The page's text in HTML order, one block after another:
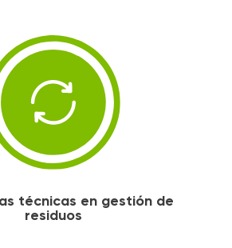
técnicas en gestión de
residuos